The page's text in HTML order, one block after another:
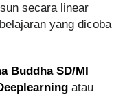
secara linear
yang dicoba
Buddha SD/MI
atau